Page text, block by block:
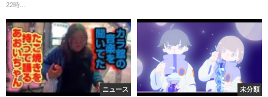
22時...
ニュース 未分類